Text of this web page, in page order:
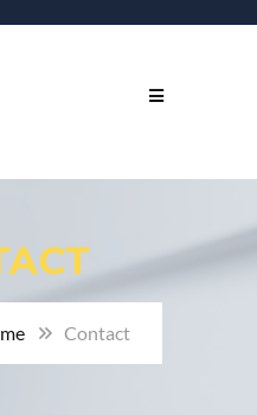
Contact